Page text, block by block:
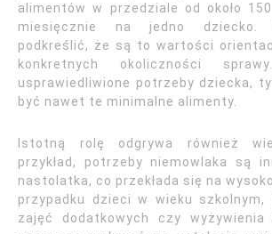
alimentów w przedziale od około
miesięcznie na jedno dziecko.
podkreślić, że są to wartości
konkretnych okoliczności
usprawiedliwione potrzeby dziecka,
być nawet te minimalne alimenty.
Istotną rolę odgrywa również
przykład, potrzeby niemowlaka są
nastolatka, co przekłada się na
przypadku dzieci w wieku szkolnym,
zajęć dodatkowych czy